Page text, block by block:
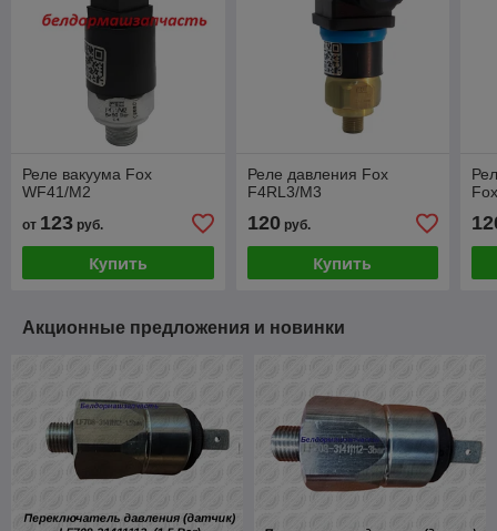
Реле вакуума Fox
WF41/M2
от 123 руб.
Купить
Реле давления Fox
F4RL3/M3
120руб.
Купить
Акционные предложения и новинки